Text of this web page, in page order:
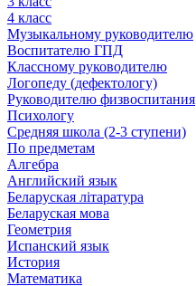
4 класс
Музыкальному руководителю
Воспитателю ГПД
Классному руководителю
Логопеду (дефектологу)
Руководителю физвоспитания
Психологу
Средняя школа (2-3 ступени)
По предметам
Алгебра
Английский язык
Беларуская літаратура
Беларуская мова
Геометрия
Испанский язык
История
Математика